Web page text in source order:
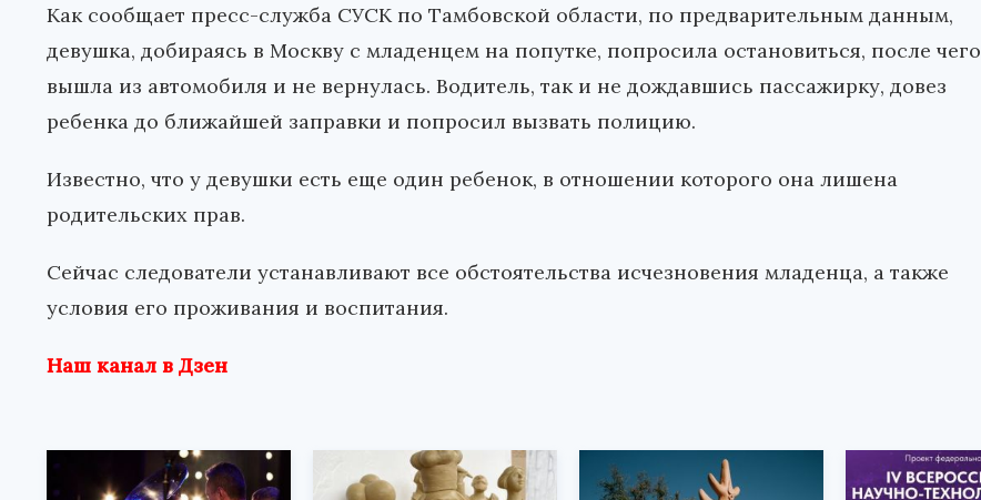
Как сообщает пресс-служба СУСК по Тамбовской области, по предварительным данным,
девушка, добираясь в Москву с младенцем на попутке, попросила остановиться, после чего
вышла из автомобиля и не вернулась. Водитель, так и не дождавшись пассажирку, довез
ребенка до ближайшей заправки и попросил вызвать полицию.
Известно, что у девушки есть еще один ребенок, в отношении которого она лишена
родительских прав.
Сейчас следователи устанавливают все обстоятельства исчезновения младенца, а также
условия его проживания и воспитания.
Наш канал в Дзен